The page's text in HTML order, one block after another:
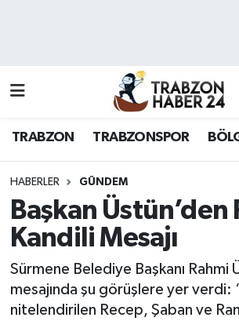
TRABZON TRABZONSPOR
HABERLER GÜNDEM
Başkan Üstün’den
Kandili Mesajı
Sürmene Belediye Başkanı Rahmi
mesajında şu görüşlere yer verdi:
nitelendirilen Recep, Şaban ve
Hava Durumu
Namaz Vakitleri
Trafik Durumu
Süper Lig Puan Durumu ve
Son Dakika Haberleri